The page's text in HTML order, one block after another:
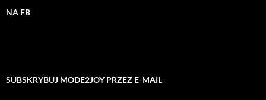
NA FB
SUBSKRYBUJ MODE2JOY PRZEZ E-MAIL